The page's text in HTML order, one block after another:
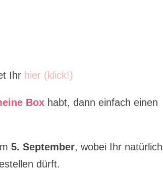
Ihr hier (klick!)
Box habt, dann einfach einen
5. September, wobei Ihr natürlich
dürft.